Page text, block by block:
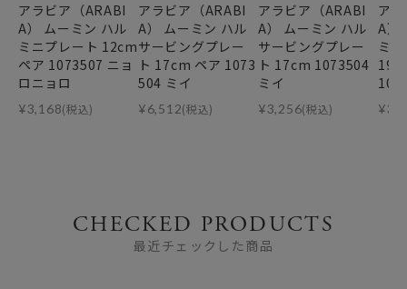
アラビア（ARABI
A） ムーミン ハル
ミニプレート 12cm
ペア 1073507 ニョ
ロニョロ
¥3,168(税込)
アラビア（ARABI
A） ムーミン ハル
サービングプレー
ト 17cm ペア 1073
504 ミイ
¥6,512(税込)
アラビア（ARABI
A） ムーミン ハル
サービングプレー
ト 17cm 1073504
ミイ
¥3,256(税込)
ア
A）
ミ
¥
CHECKED PRODUCTS
最近チェックした商品